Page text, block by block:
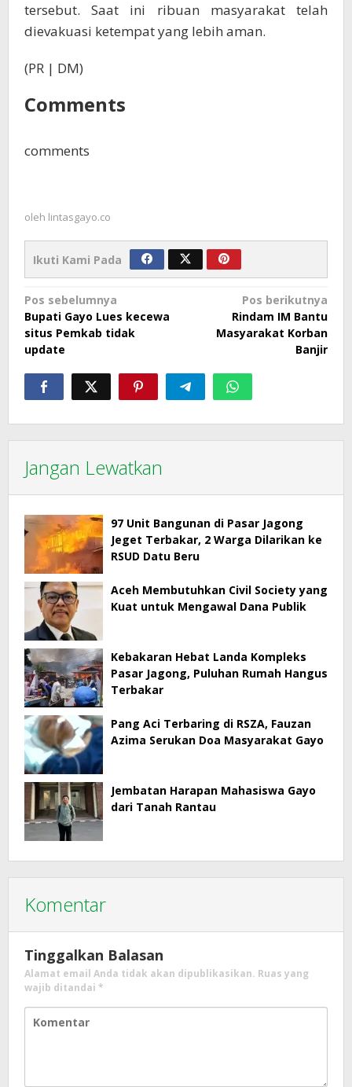
tersebut. Saat ini ribuan masyarakat telah
dievakuasi ketempat yang lebih aman.
(PR | DM)
Comments
comments
oleh lintasgayo.co
Ikuti Kami Pada
Navigasi
pos
Pos sebelumnya
Bupati Gayo Lues kecewa
situs Pemkab tidak
update
Pos berikutnya
Rindam IM Bantu
Masyarakat Korban
Banjir
Jangan Lewatkan
97 Unit Bangunan di Pasar Jagong
Jeget Terbakar, 2 Warga Dilarikan ke
RSUD Datu Beru
Aceh Membutuhkan Civil Society yang
Kuat untuk Mengawal Dana Publik
Kebakaran Hebat Landa Kompleks
Pasar Jagong, Puluhan Rumah Hangus
Terbakar
Pang Aci Terbaring di RSZA, Fauzan
Azima Serukan Doa Masyarakat Gayo
Jembatan Harapan Mahasiswa Gayo
dari Tanah Rantau
Komentar
Tinggalkan Balasan
Alamat email Anda tidak akan dipublikasikan. Ruas yang
wajib ditandai *